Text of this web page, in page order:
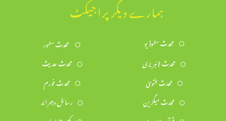
ہمارے دیگر پراجیکٹ
محدث سٹوڈیو
محدث سٹور
محدث لائبریری
محدث حدیث
محدث فتویٰ
محدث فورم
محدث میگزین
رسائل وجرائد